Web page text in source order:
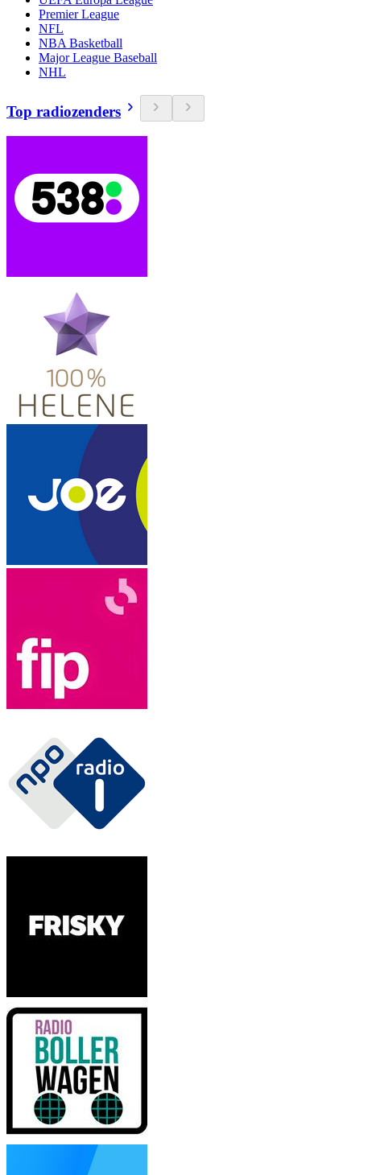
Premier League
NFL
NBA Basketball
Major League Baseball
NHL
Top radiozenders